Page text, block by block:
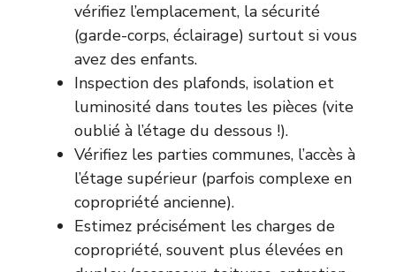
vérifiez l’emplacement, la sécurité
(garde-corps, éclairage) surtout si vous
avez des enfants.
Inspection des plafonds, isolation et
luminosité dans toutes les pièces (vite
oublié à l’étage du dessous !).
Vérifiez les parties communes, l’accès à
l’étage supérieur (parfois complexe en
copropriété ancienne).
Estimez précisément les charges de
copropriété, souvent plus élevées en